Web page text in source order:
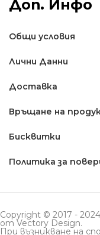
Доп. Инфо
Общи условия
Лични Данни
Доставкa
Връщане на
Бисквитки
Политика за
Copyright © 2017 -
от Vectory Design.
При възникване на